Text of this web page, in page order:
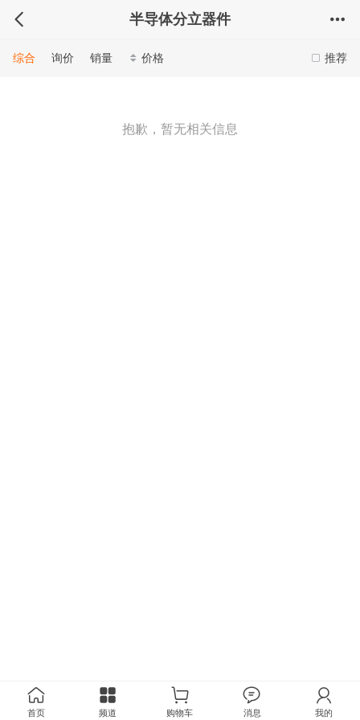
半导体分立器件
推荐
综合 询价 销量 价格
抱歉，暂无相关信息
首页 频道 购物车 消息 我的